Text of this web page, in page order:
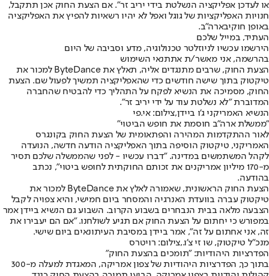
או לעדכן אפליקציה הנשלטת בידי יריב זר". אם הצעת החוק אכן תתקבל,
חנויות האפליקציות של גוגל ואפל לא יהיו רשאיות להפיץ את האפליקציה
באופן חוקיבארה"ב.
העתיד, במייל שלכם
הירשמו עכשיו לניוזלטר טכנולוגיה, מדע וסביבה של היום
בהרשמה, אני מאשר/ת אתתנאי השימוש
הצעת החוק, שרבים מתנגדים אליה, תאלץ את ByteDance למכור את
טיקטוק בתוך שישה חודשים כדי שהאפליקציה תמשיך לפעול שם. הצעת
החוק, מסמיכה את הנשיא לפקח על התהליך כדי להבטיח שהחברה
המדוברת "לא נשלטת עוד על ידי יריב זר".
הנשיא האמריקני ג'ו ביידן,צילום: אי.פי
"ממשלת ארה"ב חוסמת את חופש הביטוי"
לאור ההתקדמות המהירה והפתאומית של הצעת החוק בקונגרס
האמריקני, טיקטוק הוסיפה בתוך האפליקציה הודעה חדשה, הנועדה
לקהל המשתמשים במדינה. "דברו עכשיו - לפני שהממשלה שלכם תסיר
מ-170 מיליון אמריקנים את זכותם החוקתית לחופש ביטוי", נכתב
בהודעה.
הצעת החוק הראשונית, שאמורה לאלץ את ByteDance למכור את
טיקטוק עברה בוועדת האנרגיה והמסחר ביום חמישי, והיא צפויה לקבל
הצבעה מלאה בבית הנבחרים בשבוע הקרוב. השבוע גם הנשיא ביידן אמר
במפורש כי יחתום על הצעת החוק אם תגיע לשולחנו. "אם הם יעבירו את
זה, אני אחתום על זה", אמר ביידן במסיבת העיתונאים ביום שישי.
מנכ"ל טיקטוק, שו זי צ'ו.,צילום: רויטרס
הפדרציות היהודיות: "תומכים בהצעת החוק"
בתוך כך, הפדרציות היהודיות של צפון אמריקה, המאגדת למעלה מ-300